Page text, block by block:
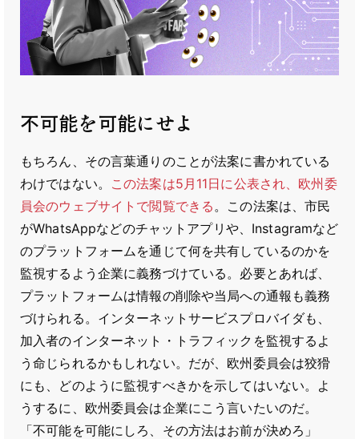
不可能を可能にせよ
もちろん、その言葉通りのことが法案に書かれている
わけではない。
この法案は5月11日に公表され、欧州委
員会のウェブサイトで閲覧できる。この法案は、市民
がWhatsAppなどのチャットアプリや、Instagramなど
のプラットフォームを通じて何を共有しているのかを
監視するよう企業に義務づけている。必要とあれば、
プラットフォームは情報の削除や当局への通報も義務
づけられる。インターネットサービスプロバイダも、
加入者のインターネット・トラフィックを監視するよ
う命じられるかもしれない。だが、欧州委員会は狡猾
にも、どのように監視すべきかを示してはいない。よ
うするに、欧州委員会は企業にこう言いたいのだ。
「不可能を可能にしろ、その方法はお前が決めろ」